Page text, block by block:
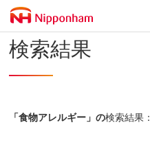
検索結果
「食物アレルギー」の検索結果：